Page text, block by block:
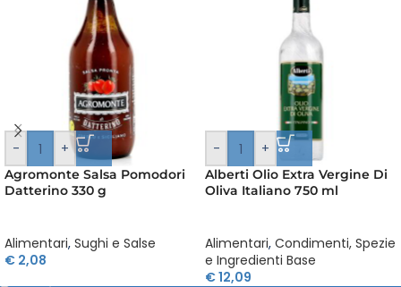
- +
Agromonte Salsa Pomodori
Datterino 330 g
Alimentari, Sughi e Salse
€ 2,08
- +
Alberti Olio Extra Vergine Di
Oliva Italiano 750 ml
Alimentari, Condimenti, Spezie
e Ingredienti Base
€12,09